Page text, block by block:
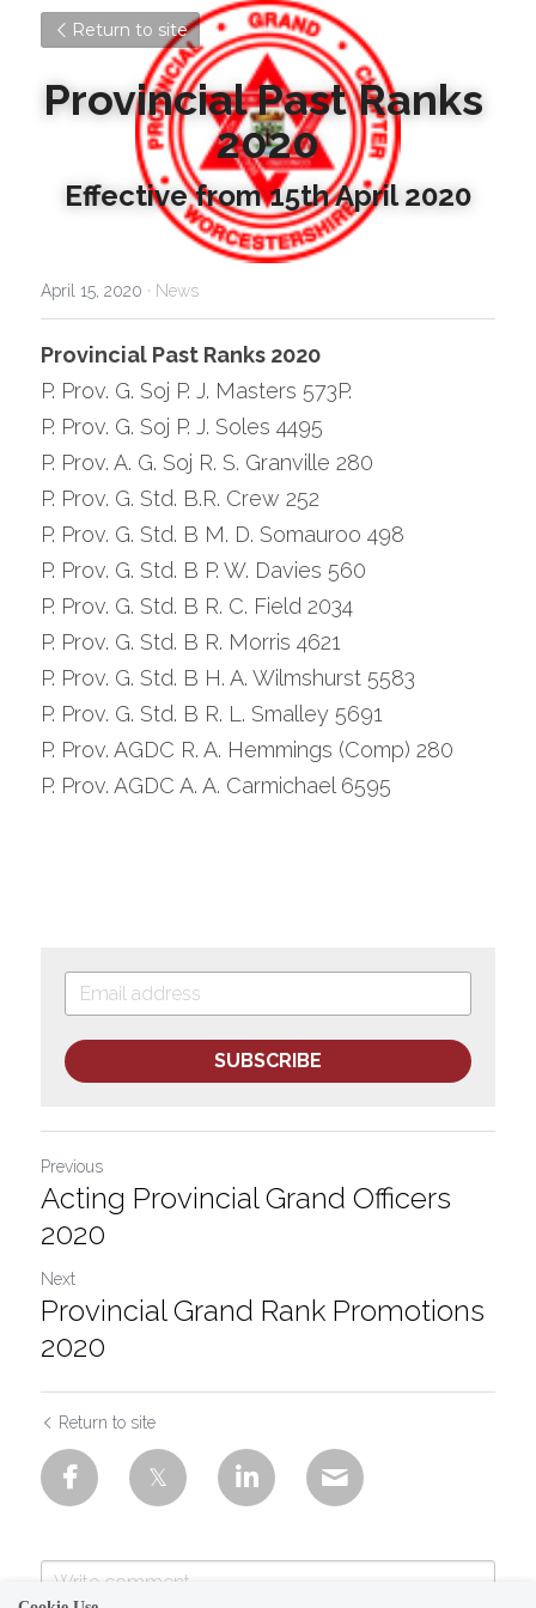
Return to site
Provincial Past Ranks
2020
Effective from 15th April 2020
April 15, 2020 · News
Provincial Past Ranks 2020
P. Prov. G. Soj P. J. Masters 573P.
P. Prov. G. Soj P. J. Soles 4495
P. Prov. A. G. Soj R. S. Granville 280
P. Prov. G. Std. B.R. Crew 252
P. Prov. G. Std. B M. D. Somauroo 498
P. Prov. G. Std. B P. W. Davies 560
P. Prov. G. Std. B R. C. Field 2034
P. Prov. G. Std. B R. Morris 4621
P. Prov. G. Std. B H. A. Wilmshurst 5583
P. Prov. G. Std. B R. L. Smalley 5691
P. Prov. AGDC R. A. Hemmings (Comp) 280
P. Prov. AGDC A. A. Carmichael 6595
SUBSCRIBE
Previous
Acting Provincial Grand Officers
2020
Next
Provincial Grand Rank Promotions
2020
Return to site